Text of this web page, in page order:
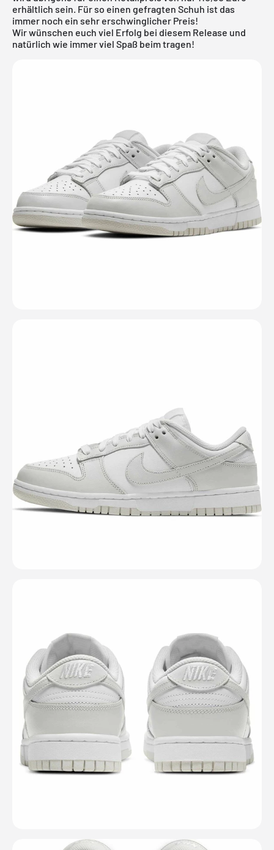
erhältlich sein. Für so einen gefragten Schuh ist das
immer noch ein sehr erschwinglicher Preis!
Wir wünschen euch viel Erfolg bei diesem Release und
natürlich wie immer viel Spaß beim tragen!